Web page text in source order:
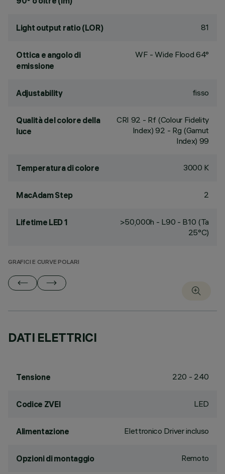
Light output ratio (LOR) 81
Ottica e angolo di
emissione
WF - Wide Flood 64°
Adjustability fisso
Qualità del colore della
luce
CRI 92 - Rf (Colour Fidelity
Index) 92 - Rg (Gamut
Index) 99
Temperatura di colore 3000 K
MacAdam Step 2
Lifetime LED 1
>50,000h - L90 - B10 (Ta
25°C)
GRAFICI E CURVE POLARI
DATI ELETTRICI
Tensione 220 - 240
Codice ZVEI LED
Alimentazione Elettronico Driver incluso
Opzioni di montaggio Remoto